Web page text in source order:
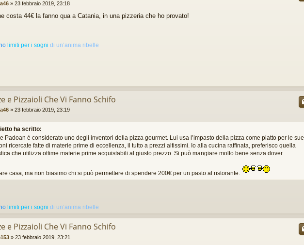
» 23 febbraio 2019, 23:18
costa 44€ la fanno qua a Catania, in una pizzeria che ho provato!
limiti per i sogni di un’anima ribelle
e Pizzaioli Che Vi Fanno Schifo
» 23 febbraio 2019, 23:19
ha scritto:
Padoan è considerato uno degli inventori della pizza gourmet. Lui usa l’impasto della pizza come piatto per le sue
ricercate fatte di materie prime di eccellenza, il tutto a prezzi altissimi. Io alla cucina raffinata, preferisco quella
che utilizza ottime materie prime acquistabili al giusto prezzo. Si può mangiare molto bene senza dover
casa, ma non biasimo chi si può permettere di spendere 200€ per un pasto al ristorante.
limiti per i sogni di un’anima ribelle
e Pizzaioli Che Vi Fanno Schifo
» 23 febbraio 2019, 23:21